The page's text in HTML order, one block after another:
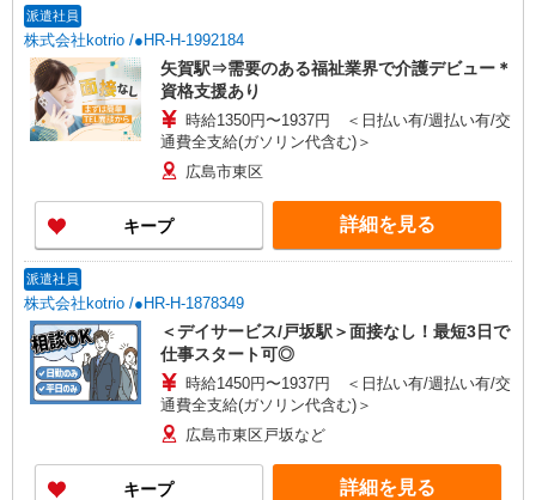
派遣社員
株式会社kotrio /●HR-H-1992184
矢賀駅⇒需要のある福祉業界で介護デビュー＊
資格支援あり
時給1350円〜1937円 ＜日払い有/週払い有/交
通費全支給(ガソリン代含む)＞
広島市東区
キープ 詳細を見る
派遣社員
株式会社kotrio /●HR-H-1878349
＜デイサービス/戸坂駅＞面接なし！最短3日で
仕事スタート可◎
時給1450円〜1937円 ＜日払い有/週払い有/交
通費全支給(ガソリン代含む)＞
広島市東区戸坂など
キープ 詳細を見る